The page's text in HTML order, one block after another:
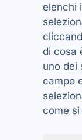
elenchi
di cosa
uno dei
campo
come